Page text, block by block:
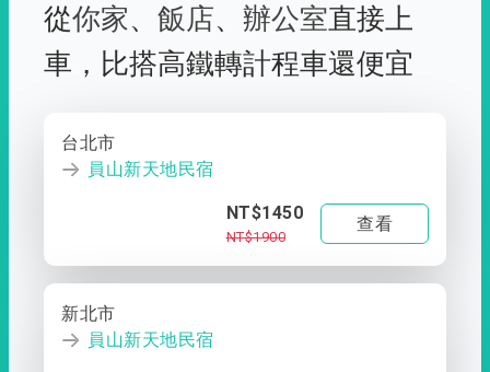
從你家、 飯店、 辦公室直接上
車， 比搭高鐵轉計程車還便宜
台北市
員山新天地民宿
NT$1450
NT$1900
查看
新北市
員山新天地民宿